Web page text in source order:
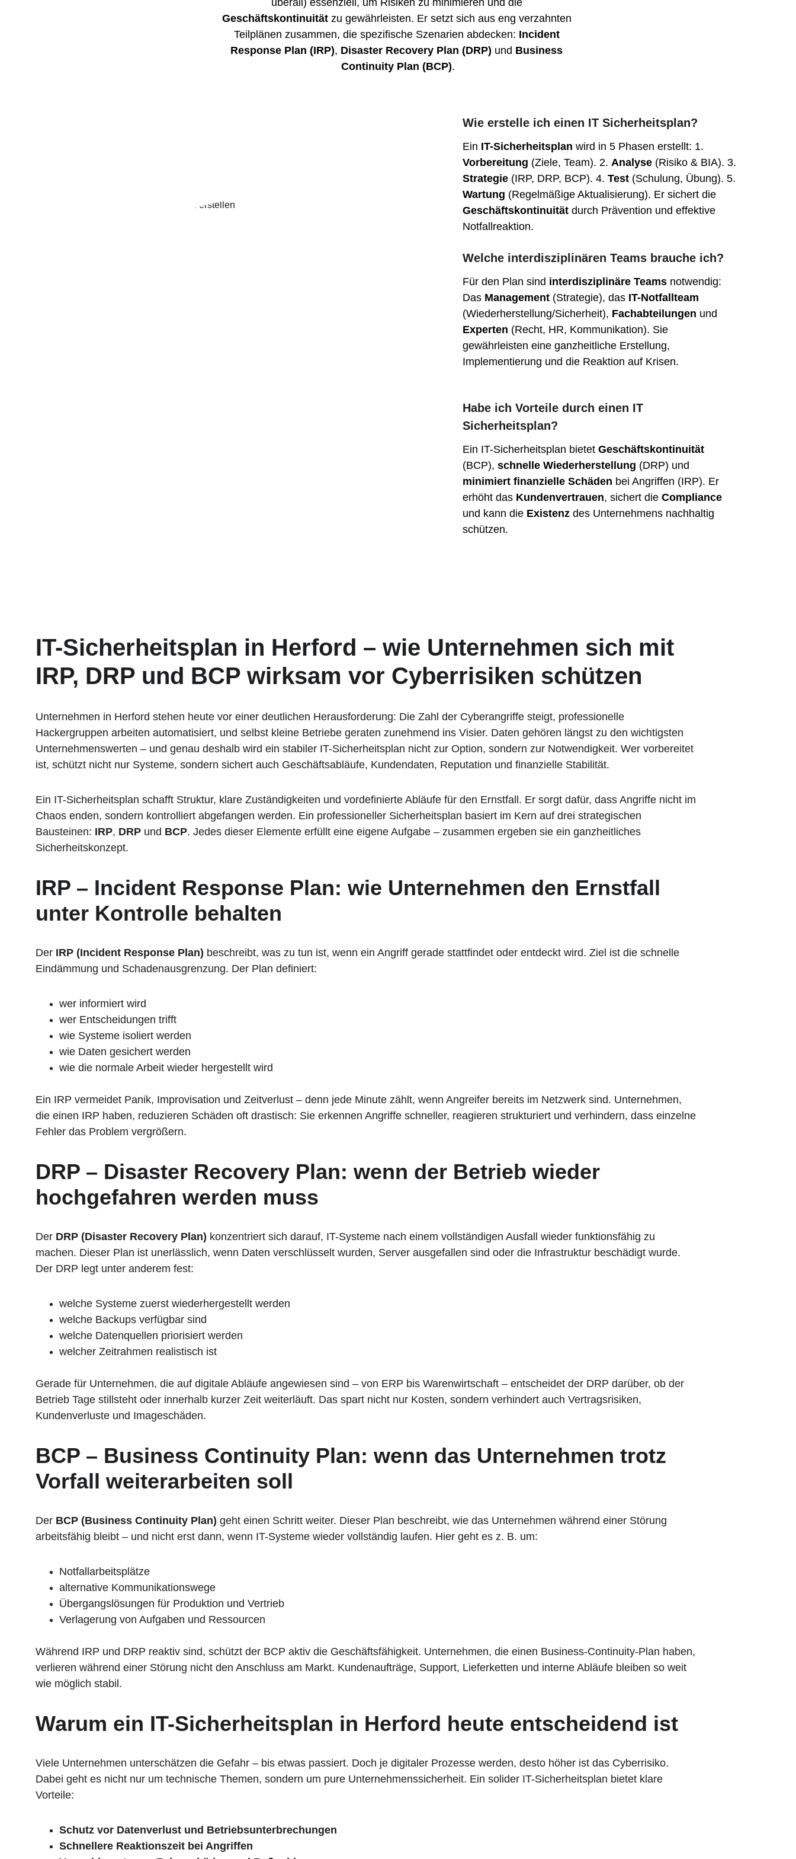
überall) essenziell, um Risiken zu minimieren und die
Geschäftskontinuität zu gewährleisten. Er setzt sich aus eng verzahnten
Teilplänen zusammen, die spezifische Szenarien abdecken: Incident
Response Plan (IRP), Disaster Recovery Plan (DRP) und Business
Continuity Plan (BCP).
Welche interdisziplinären Teams brauche ich?
Für den Plan sind interdisziplinäre Teams notwendig:
Das Management (Strategie), das IT-Notfallteam
(Wiederherstellung/Sicherheit), Fachabteilungen und
Experten (Recht, HR, Kommunikation). Sie
gewährleisten eine ganzheitliche Erstellung,
Implementierung und die Reaktion auf Krisen.
Habe ich Vorteile durch einen IT
Sicherheitsplan?
Ein IT-Sicherheitsplan bietet Geschäftskontinuität
(BCP), schnelle Wiederherstellung (DRP) und
minimiert finanzielle Schäden bei Angriffen (IRP). Er
erhöht das Kundenvertrauen, sichert die Compliance
und kann die Existenz des Unternehmens nachhaltig
schützen.
Wie erstelle ich einen IT Sicherheitsplan?
Ein IT-Sicherheitsplan wird in 5 Phasen erstellt: 1.
Vorbereitung (Ziele, Team). 2. Analyse (Risiko & BIA). 3.
Strategie (IRP, DRP, BCP). 4. Test (Schulung, Übung). 5.
Wartung (Regelmäßige Aktualisierung). Er sichert die
Geschäftskontinuität durch Prävention und effektive
Notfallreaktion.
IT-Sicherheitsplan in Herford – wie Unternehmen sich mit
IRP, DRP und BCP wirksam vor Cyberrisiken schützen
Unternehmen in Herford stehen heute vor einer deutlichen Herausforderung: Die Zahl der Cyberangriffe steigt, professionelle
Hackergruppen arbeiten automatisiert, und selbst kleine Betriebe geraten zunehmend ins Visier. Daten gehören längst zu den wichtigsten
Unternehmenswerten – und genau deshalb wird ein stabiler IT-Sicherheitsplan nicht zur Option, sondern zur Notwendigkeit. Wer vorbereitet
ist, schützt nicht nur Systeme, sondern sichert auch Geschäftsabläufe, Kundendaten, Reputation und finanzielle Stabilität.
Ein IT-Sicherheitsplan schafft Struktur, klare Zuständigkeiten und vordefinierte Abläufe für den Ernstfall. Er sorgt dafür, dass Angriffe nicht im
Chaos enden, sondern kontrolliert abgefangen werden. Ein professioneller Sicherheitsplan basiert im Kern auf drei strategischen
Bausteinen: IRP, DRP und BCP. Jedes dieser Elemente erfüllt eine eigene Aufgabe – zusammen ergeben sie ein ganzheitliches
Sicherheitskonzept.
IRP – Incident Response Plan: wie Unternehmen den Ernstfall
unter Kontrolle behalten
Der IRP (Incident Response Plan) beschreibt, was zu tun ist, wenn ein Angriff gerade stattfindet oder entdeckt wird. Ziel ist die schnelle
Eindämmung und Schadenausgrenzung. Der Plan definiert:
wer informiert wird
wer Entscheidungen trifft
wie Systeme isoliert werden
wie Daten gesichert werden
wie die normale Arbeit wieder hergestellt wird
Ein IRP vermeidet Panik, Improvisation und Zeitverlust – denn jede Minute zählt, wenn Angreifer bereits im Netzwerk sind. Unternehmen,
die einen IRP haben, reduzieren Schäden oft drastisch: Sie erkennen Angriffe schneller, reagieren strukturiert und verhindern, dass einzelne
Fehler das Problem vergrößern.
DRP – Disaster Recovery Plan: wenn der Betrieb wieder
hochgefahren werden muss
Der DRP (Disaster Recovery Plan) konzentriert sich darauf, IT-Systeme nach einem vollständigen Ausfall wieder funktionsfähig zu
machen. Dieser Plan ist unerlässlich, wenn Daten verschlüsselt wurden, Server ausgefallen sind oder die Infrastruktur beschädigt wurde.
Der DRP legt unter anderem fest:
welche Systeme zuerst wiederhergestellt werden
welche Backups verfügbar sind
welche Datenquellen priorisiert werden
welcher Zeitrahmen realistisch ist
Gerade für Unternehmen, die auf digitale Abläufe angewiesen sind – von ERP bis Warenwirtschaft – entscheidet der DRP darüber, ob der
Betrieb Tage stillsteht oder innerhalb kurzer Zeit weiterläuft. Das spart nicht nur Kosten, sondern verhindert auch Vertragsrisiken,
Kundenverluste und Imageschäden.
BCP – Business Continuity Plan: wenn das Unternehmen trotz
Vorfall weiterarbeiten soll
Der BCP (Business Continuity Plan) geht einen Schritt weiter. Dieser Plan beschreibt, wie das Unternehmen während einer Störung
arbeitsfähig bleibt – und nicht erst dann, wenn IT-Systeme wieder vollständig laufen. Hier geht es z. B. um:
Notfallarbeitsplätze
alternative Kommunikationswege
Übergangslösungen für Produktion und Vertrieb
Verlagerung von Aufgaben und Ressourcen
Während IRP und DRP reaktiv sind, schützt der BCP aktiv die Geschäftsfähigkeit. Unternehmen, die einen Business-Continuity-Plan haben,
verlieren während einer Störung nicht den Anschluss am Markt. Kundenaufträge, Support, Lieferketten und interne Abläufe bleiben so weit
wie möglich stabil.
Warum ein IT-Sicherheitsplan in Herford heute entscheidend ist
Viele Unternehmen unterschätzen die Gefahr – bis etwas passiert. Doch je digitaler Prozesse werden, desto höher ist das Cyberrisiko.
Dabei geht es nicht nur um technische Themen, sondern um pure Unternehmenssicherheit. Ein solider IT-Sicherheitsplan bietet klare
Vorteile:
Schutz vor Datenverlust und Betriebsunterbrechungen
Schnellere Reaktionszeit bei Angriffen